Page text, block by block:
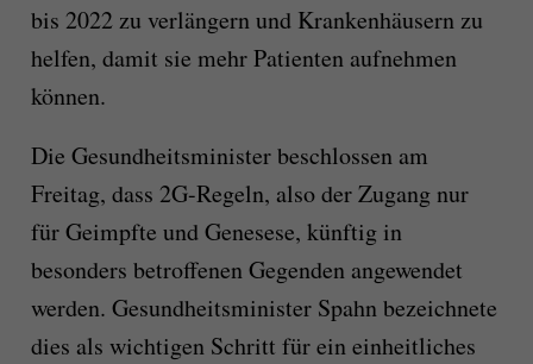
bis 2022 zu verlängern und Krankenhäusern zu
helfen, damit sie mehr Patienten aufnehmen
können.
Die Gesundheitsminister beschlossen am
Freitag, dass 2G-Regeln, also der Zugang nur
für Geimpfte und Genesese, künftig in
besonders betroffenen Gegenden angewendet
werden. Gesundheitsminister Spahn bezeichnete
dies als wichtigen Schritt für ein einheitliches